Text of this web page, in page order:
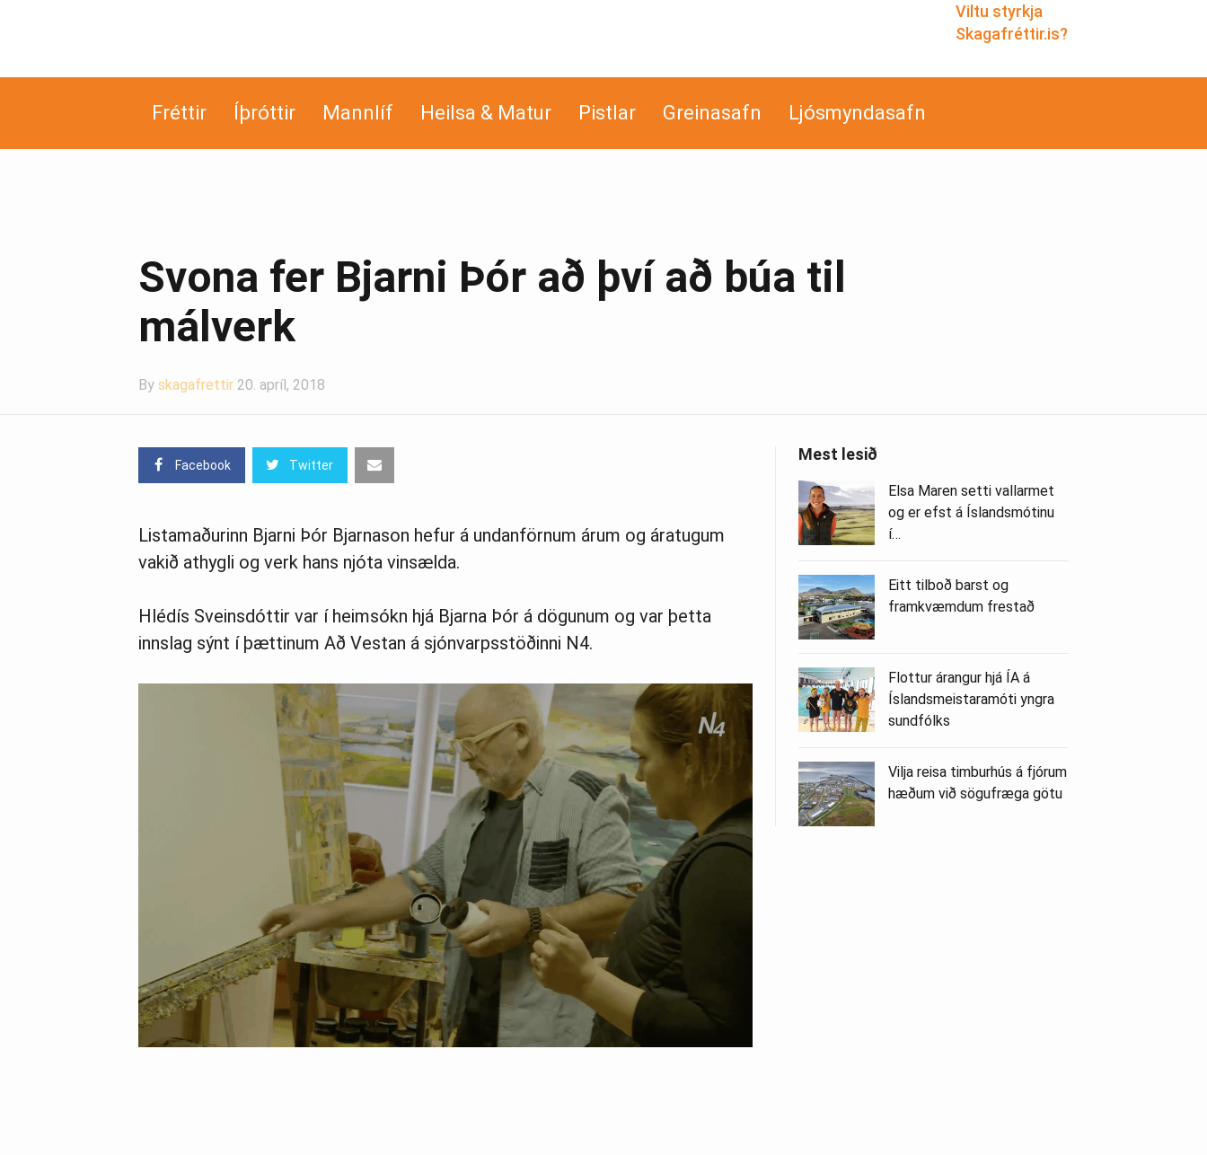
Viltu styrkja
Skagafréttir.is?
Fréttir Íþróttir Mannlíf Heilsa & Matur Pistlar Greinasafn Ljósmyndasafn
Svona fer Bjarni Þór að því að búa til
málverk
By skagafrettir 20. apríl, 2018
Facebook Twitter
Listamaðurinn Bjarni Þór Bjarnason hefur á undanförnum árum og áratugum
vakið athygli og verk hans njóta vinsælda.
Hlédís Sveinsdóttir var í heimsókn hjá Bjarna Þór á dögunum og var þetta
innslag sýnt í þættinum Að Vestan á sjónvarpsstöðinni N4.
Mest lesið
Elsa Maren setti vallarmet
og er efst á Íslandsmótinu
í…
Eitt tilboð barst og
framkvæmdum frestað
Flottur árangur hjá ÍA á
Íslandsmeistaramóti yngra
sundfólks
Vilja reisa timburhús á fjórum
hæðum við sögufræga götu